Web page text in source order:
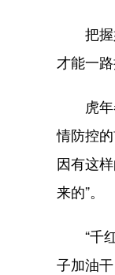
把握好
才能一
虎年
情防控
因有这
来的”。
“千红
子加油